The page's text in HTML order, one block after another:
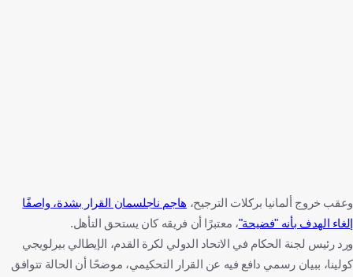
وعقب خروج ألمانيا بركلات الترجيح، هاجم ناجلسمان القرار بشدة، واصفًا
إلغاء الهدف بأنه "فضيحة"، معتبرًا أن فريقه كان يستحق التأهل.
ورد رئيس لجنة الحكام في الاتحاد الدولي لكرة القدم، الإيطالي بيرلويجي
كولينا، ببيان رسمي دافع فيه عن القرار التحكيمي، موضحًا أن الحالة تتوافق